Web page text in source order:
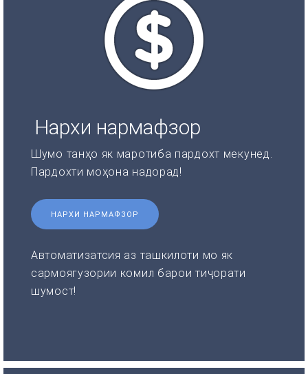
Нархи нармафзор
Шумо танҳо як маротиба пардохт мекунед.
Пардохти моҳона надорад!
НАРХИ НАРМАФЗОР
Автоматизатсия аз ташкилоти мо як
сармоягузории комил барои тиҷорати
шумост!